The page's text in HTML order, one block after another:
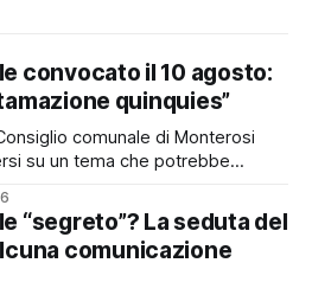
convocato il 10 agosto:
quinquies”
comunale di Monterosi
su un tema che potrebbe
alla cosiddetta
dei carichi affidati all’Agente della
un tema politico che merita
“segreto”? La seduta del
comunicazione